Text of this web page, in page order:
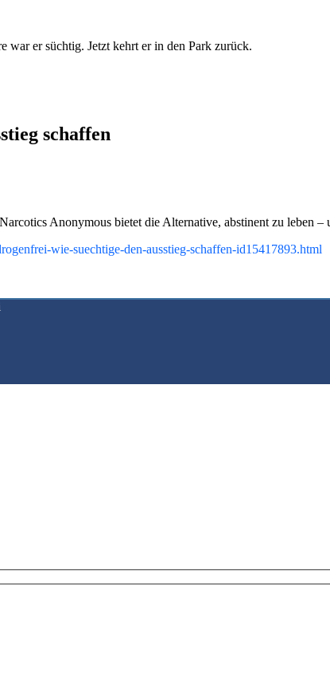
war er süchtig. Jetzt kehrt er in den Park zurück.
schaffen
Anonymous bietet die Alternative, abstinent zu leben –
wie-suechtige-den-ausstieg-schaffen-id15417893.html